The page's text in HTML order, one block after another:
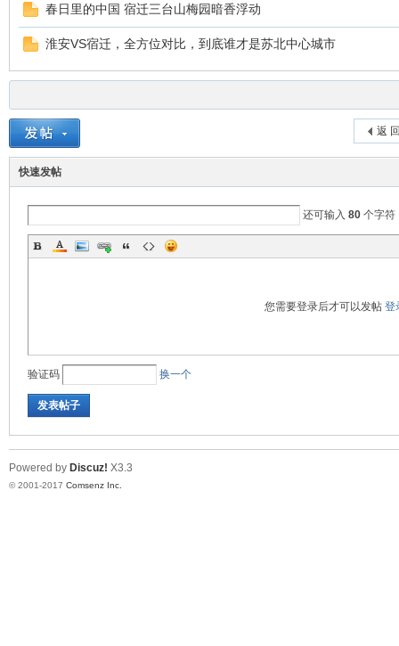
春日里的中国 宿迁三台山梅园暗香浮动
淮安VS宿迁，全方位对比，到底谁才是苏北中心城市
返
快速发帖
还可输入 80个字符
您需要登录后才可以发帖 登
验证码 换一个
发表帖子
Powered by Discuz! X3.3
© 2001-2017 Comsenz Inc.